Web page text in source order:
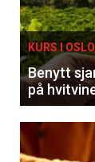
KURS I
Benytt
på